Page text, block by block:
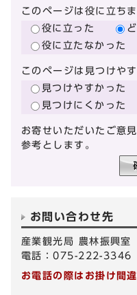
このページは役に立ち
役に立った
役に立たなかった
このページは見つけや
見つけやすかった
見つけにくかった
お寄せいただいたご意
参考とします。
お問い合わせ先
産業観光局 農林振興室
電話：075-222-3346
お電話の際はお掛け間